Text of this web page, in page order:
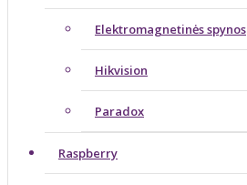
Elektromagnetinės spynos
Hikvision
Paradox
Raspberry